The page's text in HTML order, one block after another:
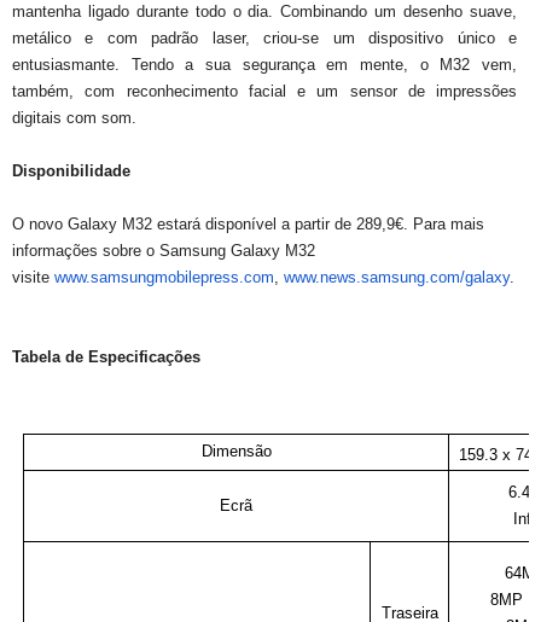
mantenha ligado durante todo o dia. Combinando um desenho suave,
metálico e com padrão laser, criou-se um dispositivo único e
entusiasmante. Tendo a sua segurança em mente, o M32 vem,
também, com reconhecimento facial e um sensor de impressões
digitais com som.
Disponibilidade
O novo Galaxy M32 estará disponível a partir de 289,9€. Para mais
informações sobre o Samsung Galaxy M32
visite www.samsungmobilepress.com, www.news.samsung.com/galaxy.
Tabela de Especificações
Dimensão 159.3 x
Ecrã
6.4"
Traseira
8MP